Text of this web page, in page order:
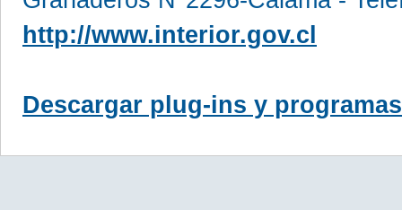
http://www.interior.gov.cl
Descargar plug-ins y